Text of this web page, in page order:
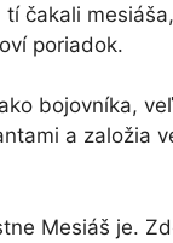
čakali
poriadok.
bojovníka,
a založia
Mesiáš je.